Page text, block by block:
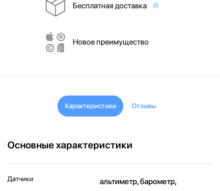
Бесплатная доставка
Новое преимущество
Характеристики Отзывы
Основные характеристики
Датчики
альтиметр, барометр,